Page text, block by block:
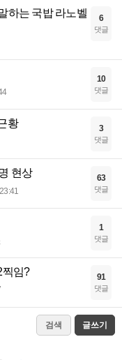
하는 국밥 라노벨
6
댓글
10
댓글
황 3
댓글
현상
23:41
63
댓글
1
댓글
찍임? 91
댓글
검색 글쓰기